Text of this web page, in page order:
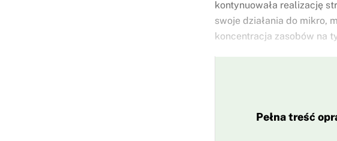
kontynuowała realizację
swoje działania do mikro,
koncentracja zasobów na
Pełna treść